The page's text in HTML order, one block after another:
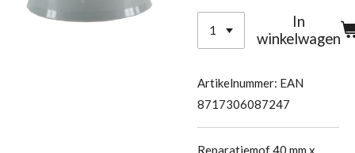
In
winkelwagen
Artikelnummer: EAN
8717306087247
Reparatiemof 40 mm x